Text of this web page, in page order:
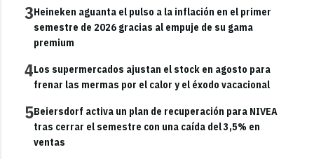
3Heineken aguanta el pulso a la inflación en el primer
semestre de 2026 gracias al empuje de su gama
premium
4Los supermercados ajustan el stock en agosto para
frenar las mermas por el calor y el éxodo vacacional
5Beiersdorf activa un plan de recuperación para NIVEA
tras cerrar el semestre con una caída del 3,5% en
ventas